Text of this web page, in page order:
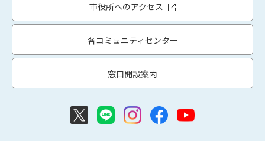
市役所へのアクセス
各コミュニティセンター
窓口開設案内